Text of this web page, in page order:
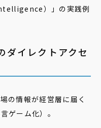
）」の実践例
イレクトアクセ
の情報が経営層に届く
ゲーム化）。